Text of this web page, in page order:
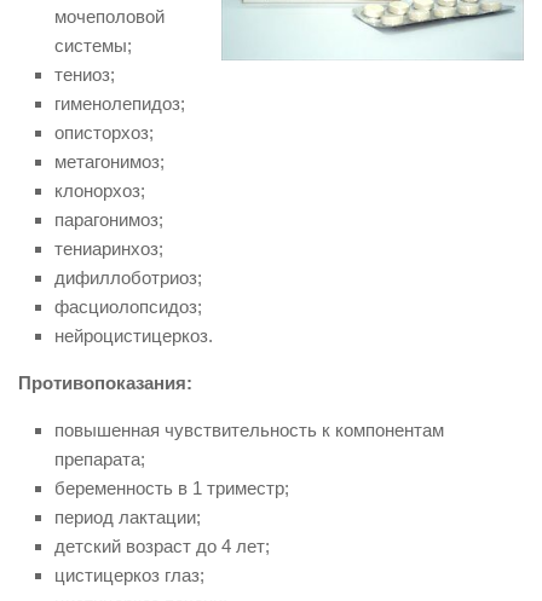
мочеполовой
системы;
тениоз;
гименолепидоз;
описторхоз;
метагонимоз;
клонорхоз;
парагонимоз;
тениаринхоз;
дифиллоботриоз;
фасциолопсидоз;
нейроцистицеркоз.
Противопоказания:
повышенная чувствительность к компонентам
препарата;
беременность в 1 триместр;
период лактации;
детский возраст до 4 лет;
цистицеркоз глаз;